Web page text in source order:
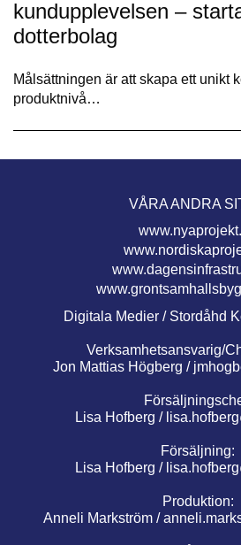
kundupplevelsen –
dotterbolag
Målsättningen är att skapa ett unikt
produktnivå…
VÅRA ANDRA
Digitala Medier / Stordåhd
Verksamhetsansvarig/
Jon Mattias Högberg /
Lisa Hofberg /
Försäljning:
Lisa Hofberg /
Produktion:
Anneli Markström /